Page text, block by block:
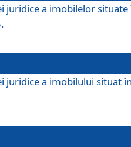
juridice a imobilelor situate
juridice a imobilului situat